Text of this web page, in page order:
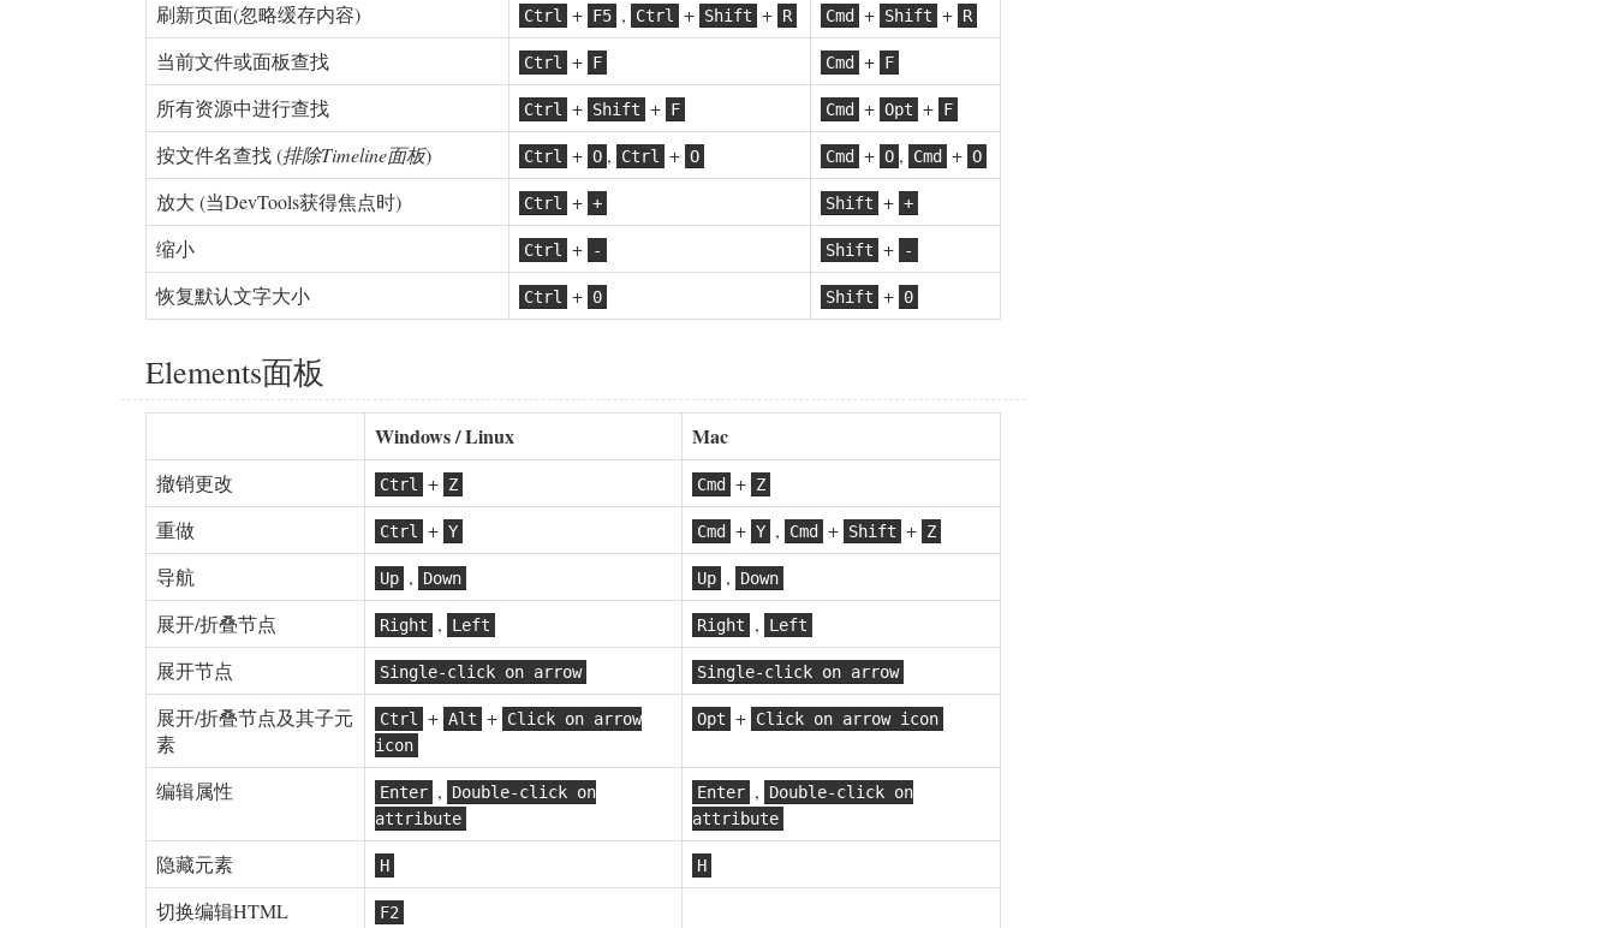
刷新页面(忽略缓存内容) Ctrl + F5 , Ctrl + Shift + R Cmd + Shift + R
当前文件或面板查找 Ctrl + F Cmd + F
所有资源中进行查找 Ctrl + Shift + F Cmd + Opt + F
按文件名查找 (排除Timeline面板) Ctrl + O , Ctrl + O Cmd + O , Cmd + O
放大 (当DevTools获得焦点时) Ctrl + + Shift + +
缩小 Ctrl + - Shift + -
恢复默认文字大小 Ctrl + 0 Shift + 0
Elements面板
Windows / Linux Mac
撤销更改 Ctrl + Z Cmd + Z
重做 Ctrl + Y Cmd + Y , Cmd + Shift + Z
导航 Up , Down Up , Down
展开/折叠节点 Right , Left Right , Left
展开节点 Single-click on arrow Single-click on arrow
展开/折叠节点及其子元
素
Ctrl + Alt + Click on arrow
icon
Opt + Click on arrow icon
编辑属性 Enter ,
Double-click on
attribute
Enter ,
Double-click on
attribute
隐藏元素 H H
切换编辑HTML F2